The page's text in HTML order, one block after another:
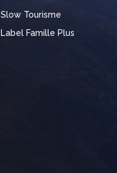
Slow Tourisme
Label Famille Plus